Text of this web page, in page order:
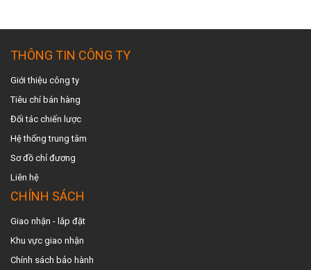
THÔNG TIN CÔNG TY
Giới thiệu công ty
Tiêu chí bán hàng
Đối tác chiến lược
Hệ thống trung tâm
Sơ đồ chỉ đương
Liên hệ
CHÍNH SÁCH
Giao nhận - lắp đặt
Khu vực giao nhận
Chính sách bảo hành